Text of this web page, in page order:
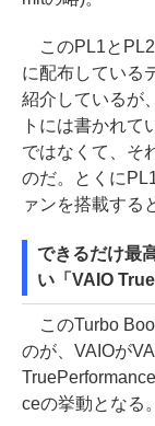
このPL1とPL2
に配布している
紹介しているが
トには書かれて
ではなくて、そ
のだ。とくに
ァンを搭載する
できるだけ最
い「VAIO
このTurbo
のが、VAIOが
ceの挙動となる。